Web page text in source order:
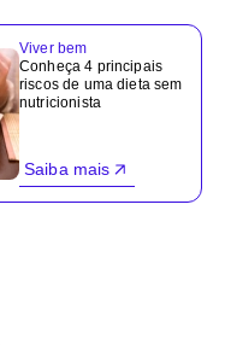
Viver bem
Conheça 4 principais
riscos de uma dieta sem
nutricionista
Saiba mais